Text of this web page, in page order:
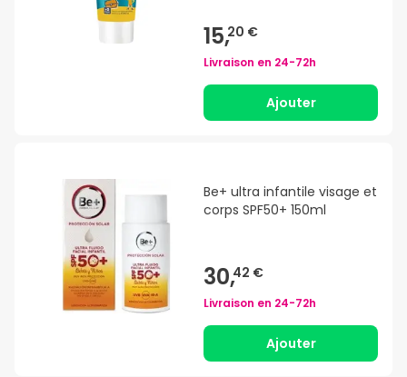
15,20 €
Livraison en 24-72h
Ajouter
Be+ ultra infantile visage et
corps SPF50+ 150ml
30,42 €
Livraison en 24-72h
Ajouter